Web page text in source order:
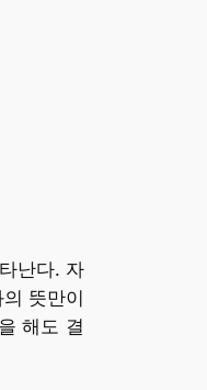
난다. 자
뜻만이
해도 결